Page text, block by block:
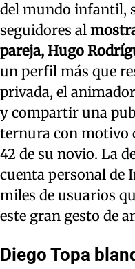
del mundo infantil,
seguidores al
pareja, Hugo
un perfil más que
privada, el
y compartir una
ternura con motivo
42 de su novio. La
cuenta personal de
miles de usuarios
este gran gesto de
Diego Topa